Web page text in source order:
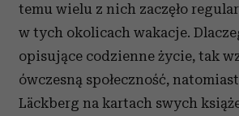
temu wielu z nich zaczęło
w tych okolicach wakacje.
opisujące codzienne życie, tak
ówczesną społeczność,
Läckberg na kartach swych